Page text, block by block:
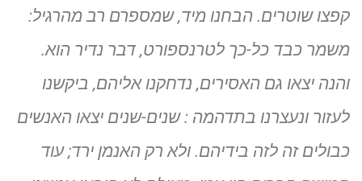
קפצו שוטרים. הבחנו מיד, שמספרם רב מהרגיל:
משמר כבד כל-כך לטרנספורט, דבר נדיר הוא.
והנה יצאו גם האסירים, נדחקנו אליהם, ביקשנו
לעזור ונעצרנו בתדהמה : שנים-שנים יצאו האנשים
כבולים זה לזה בידיהם. ולא רק האנמן ירד; עוד